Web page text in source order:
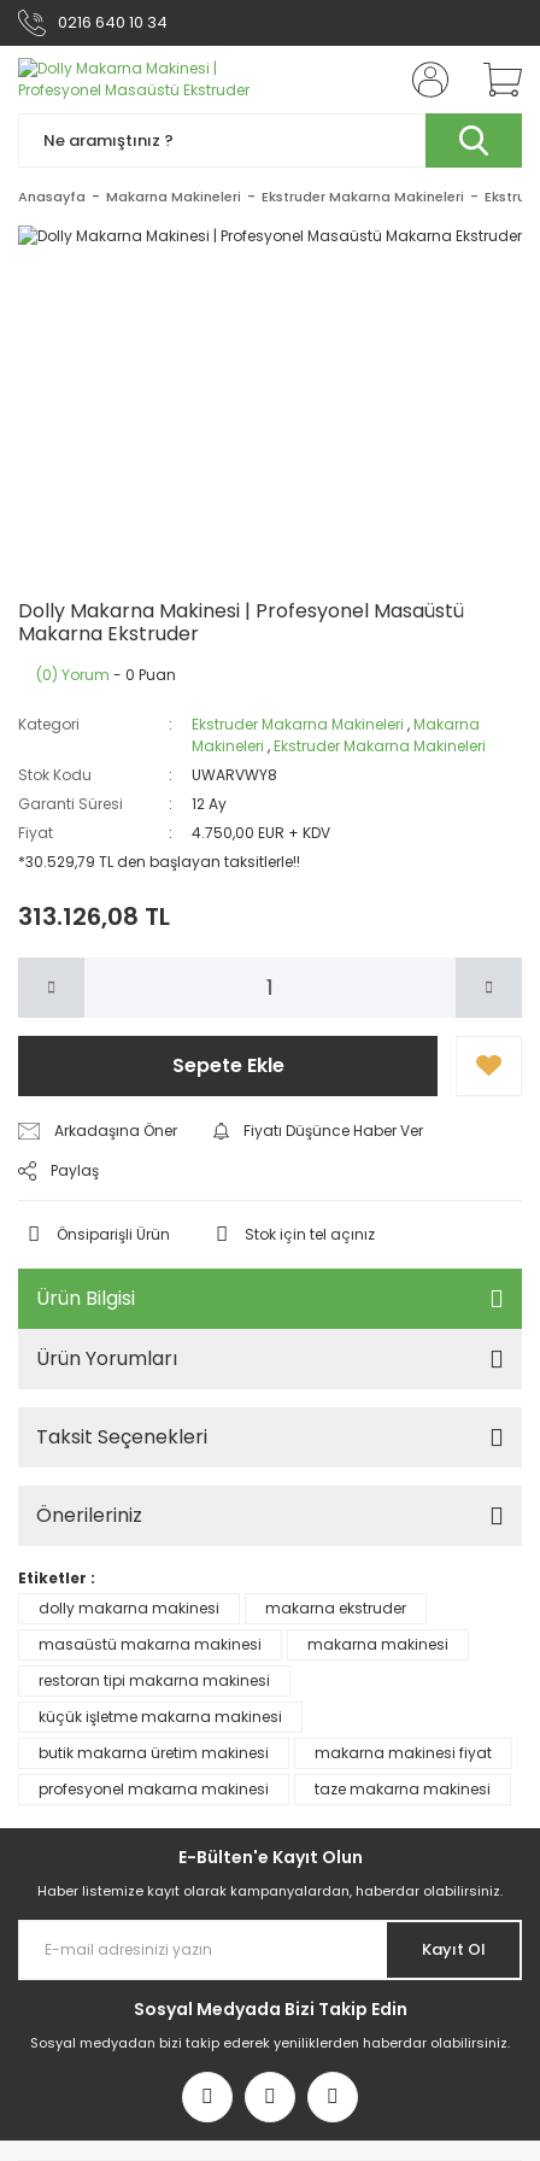
0216 640 10 34
Anasayfa Makarna Makineleri Ekstruder Makarna Makineleri
Dolly Makarna Makinesi | Profesyonel Masaüstü
Makarna Ekstruder
(0) Yorum - 0 Puan
Kategori Ekstruder Makarna Makineleri ,Makarna
Makineleri ,Ekstruder Makarna Makineleri
Stok Kodu
UWARVWY8
Garanti Süresi
12 Ay
Fiyat
4.750,00 EUR + KDV
*30.529,79 TL den başlayan taksitlerle!!
313.126,08 TL
Sepete Ekle
Arkadaşına Öner
Fiyatı Düşünce Haber Ver
Paylaş
Önsiparişli Ürün Stok için tel açınız
Ürün Bilgisi
Ürün Yorumları
Taksit Seçenekleri
Önerileriniz
Etiketler :
dolly makarna makinesi
makarna ekstruder
masaüstü makarna makinesi
makarna makinesi
restoran tipi makarna makinesi
küçük işletme makarna makinesi
butik makarna üretim makinesi
makarna makinesi fiyat
profesyonel makarna makinesi
taze makarna makinesi
E-Bülten'e Kayıt Olun
Haber listemize kayıt olarak kampanyalardan, haberdar olabilirsiniz.
Kayıt Ol
Sosyal Medyada Bizi Takip Edin
Sosyal medyadan bizi takip ederek yeniliklerden haberdar olabilirsiniz.